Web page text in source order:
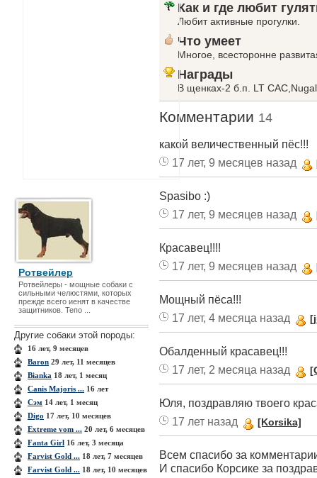
Ротвейлер
Ротвейлеры - мощные собаки с
сильными челюстями, которых
прежде всего иенят в качестве
защитников. Тепо ...
Другие собаки этой породы:
16 лет, 9 месяцев
Baron 29 лет, 11 месяцев
Bianka 18 лет, 1 месяц
Canis Majoris ... 16 лет
Cэм 14 лет, 1 месяц
Digo 17 лет, 10 месяцев
Extreme vom ... 20 лет, 6 месяцев
Fanta Girl 16 лет, 3 месяца
Farvist Gold ... 18 лет, 7 месяцев
Farvist Gold ... 18 лет, 10 месяцев
Как и где любит
Любит активные прогулки.
Что умеет
Многое, всесторонне
Награды
В щенках-2 б.п. LT
Комментарии 14
какой величественный пёс!!!
17 лет, 9 месяцев назад
Spasibo :)
17 лет, 9 месяцев назад
Красавец!!!!
17 лет, 9 месяцев назад
Мощный пёса!!!
17 лет, 4 месяца назад
Обалденный красавец!!!
17 лет, 2 месяца назад
Юля, поздравляю твоего
17 лет назад
[Korsika]
Всем спасибо за
И спасибо Корсике за